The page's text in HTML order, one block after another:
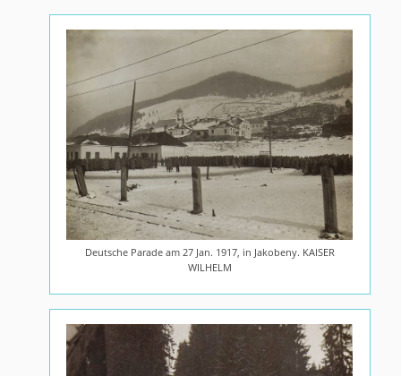
Deutsche Parade am 27 Jan. 1917, in Jakobeny. KAISER
WILHELM